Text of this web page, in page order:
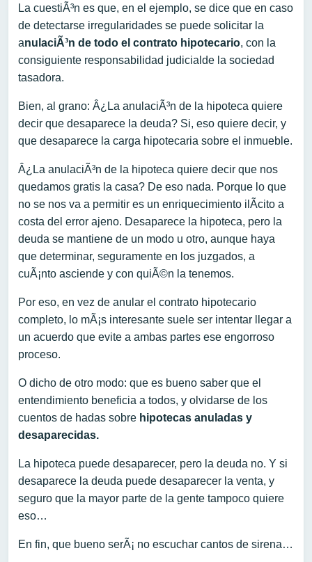
La cuestiÃ³n es que, en el ejemplo, se dice que en caso
de detectarse irregularidades se puede solicitar la
anulaciÃ³n de todo el contrato hipotecario, con la
consiguiente responsabilidad judicialde la sociedad
tasadora.
Bien, al grano: Â¿La anulaciÃ³n de la hipoteca quiere
decir que desaparece la deuda? Si, eso quiere decir, y
que desaparece la carga hipotecaria sobre el inmueble.
Â¿La anulaciÃ³n de la hipoteca quiere decir que nos
quedamos gratis la casa? De eso nada. Porque lo que
no se nos va a permitir es un enriquecimiento ilÃ­cito a
costa del error ajeno. Desaparece la hipoteca, pero la
deuda se mantiene de un modo u otro, aunque haya
que determinar, seguramente en los juzgados, a
cuÃ¡nto asciende y con quiÃ©n la tenemos.
Por eso, en vez de anular el contrato hipotecario
completo, lo mÃ¡s interesante suele ser intentar llegar a
un acuerdo que evite a ambas partes ese engorroso
proceso.
O dicho de otro modo: que es bueno saber que el
entendimiento beneficia a todos, y olvidarse de los
cuentos de hadas sobre hipotecas anuladas y
desaparecidas.
La hipoteca puede desaparecer, pero la deuda no. Y si
desaparece la deuda puede desaparecer la venta, y
seguro que la mayor parte de la gente tampoco quiere
eso…
En fin, que bueno serÃ¡ no escuchar cantos de sirena…